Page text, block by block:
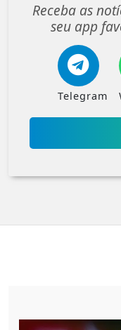
Receba as
seu app
Telegram